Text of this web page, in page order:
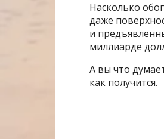
Насколько
даже
и
миллиарде
А вы что
как получится.